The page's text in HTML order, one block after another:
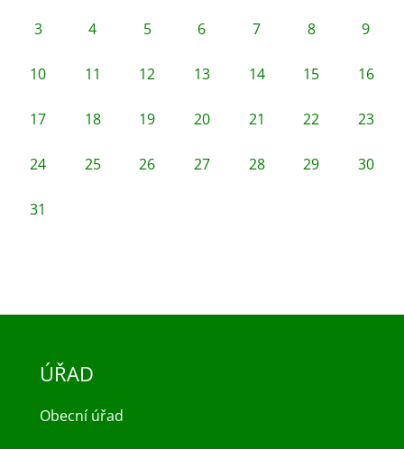
3 4 5 6 7 8 9
10 11 12 13 14 15 16
17 18 19 20 21 22 23
24 25 26 27 28 29 30
31
ÚŘAD
Obecní úřad